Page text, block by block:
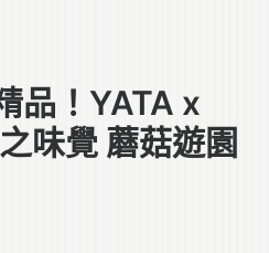
品！YATA x
味覺 蘑菇遊園